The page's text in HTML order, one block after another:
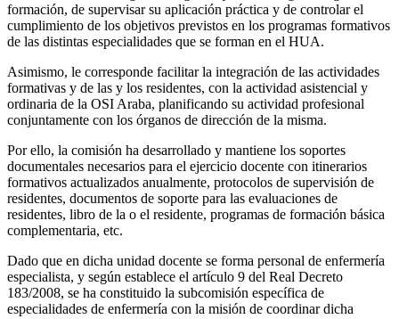
formación, de supervisar su aplicación práctica y de controlar el
cumplimiento de los objetivos previstos en los programas formativos
de las distintas especialidades que se forman en el HUA.
Asimismo, le corresponde facilitar la integración de las actividades
formativas y de las y los residentes, con la actividad asistencial y
ordinaria de la OSI Araba, planificando su actividad profesional
conjuntamente con los órganos de dirección de la misma.
Por ello, la comisión ha desarrollado y mantiene los soportes
documentales necesarios para el ejercicio docente con itinerarios
formativos actualizados anualmente, protocolos de supervisión de
residentes, documentos de soporte para las evaluaciones de
residentes, libro de la o el residente, programas de formación básica
complementaria, etc.
Dado que en dicha unidad docente se forma personal de enfermería
especialista, y según establece el artículo 9 del Real Decreto
183/2008, se ha constituido la subcomisión específica de
especialidades de enfermería con la misión de coordinar dicha